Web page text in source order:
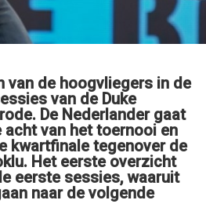
van de hoogvliegers in de
van de Duke
De Nederlander gaat
van het toernooi en
kwartfinale tegenover de
Het eerste overzicht
eerste sessies, waaruit
naar de volgende